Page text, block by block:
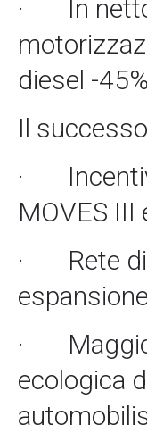
·
In
diesel -
Il
·
MOVES III
·
Rete
espansione
·
ecologica